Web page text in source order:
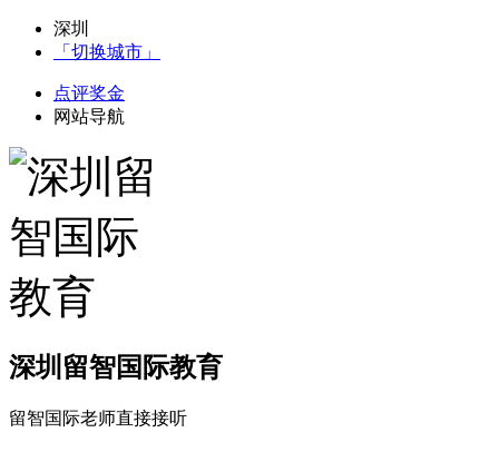
深圳
「切换城市」
点评奖金
网站导航
深圳留智国际教育
留智国际老师直接接听